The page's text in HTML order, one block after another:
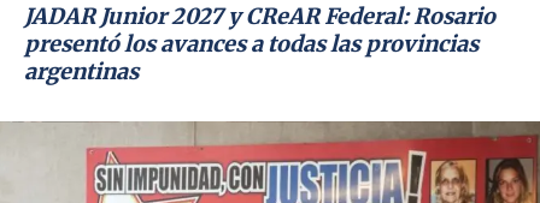
JADAR Junior 2027 y CReAR Federal: Rosario
presentó los avances a todas las provincias
argentinas